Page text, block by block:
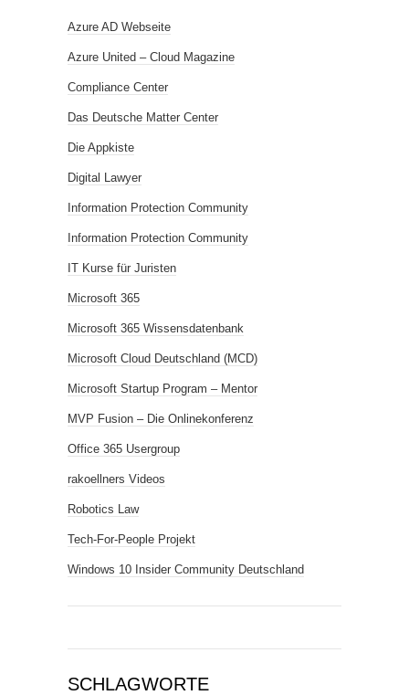
Azure AD Webseite
Azure United – Cloud Magazine
Compliance Center
Das Deutsche Matter Center
Die Appkiste
Digital Lawyer
Information Protection Community
Information Protection Community
IT Kurse für Juristen
Microsoft 365
Microsoft 365 Wissensdatenbank
Microsoft Cloud Deutschland (MCD)
Microsoft Startup Program – Mentor
MVP Fusion – Die Onlinekonferenz
Office 365 Usergroup
rakoellners Videos
Robotics Law
Tech-For-People Projekt
Windows 10 Insider Community Deutschland
SCHLAGWORTE